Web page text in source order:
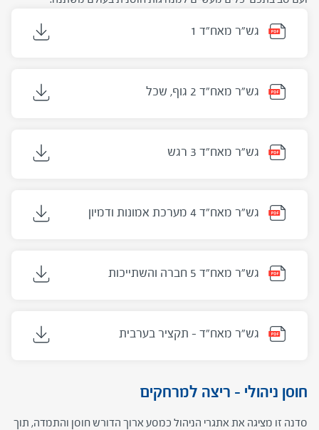
גש"ר מאח"ד 1
גש"ר מאח"ד 2 גוף, שכל
גש"ר מאח"ד 3 רגש
גש"ר מאח"ד 4 מערכת אמונות ודמיון
גש"ר מאח"ד 5 חברה והשתייכות
גש"ר מאח"ד - תקציר בערבית
חוסן ניהולי – ריצה למרחקים
סדנה זו מציגה את אתגרי הניהול כמסע ארוך הדורש חוסן והתמדה, תוך